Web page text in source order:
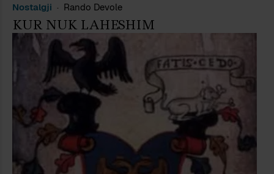
Nostalgji Rando Devole
KUR NUK LAHESHIM